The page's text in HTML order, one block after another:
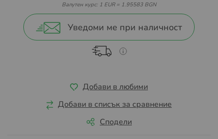
Валутен курс: 1 EUR = 1.95583 BGN
Уведоми ме при наличност
Добави в любими
Добави в списък за сравнение
Сподели